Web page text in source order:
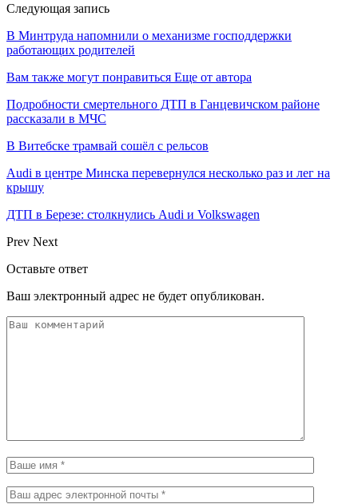
Следующая запись
В Минтруда напомнили о механизме господдержки
работающих родителей
Вам также могут понравиться Еще от автора
Подробности смертельного ДТП в Ганцевичском районе
рассказали в МЧС
В Витебске трамвай сошёл с рельсов
Audi в центре Минска перевернулся несколько раз и лег на
крышу
ДТП в Березе: столкнулись Audi и Volkswagen
Prev Next
Оставьте ответ
Ваш электронный адрес не будет опубликован.